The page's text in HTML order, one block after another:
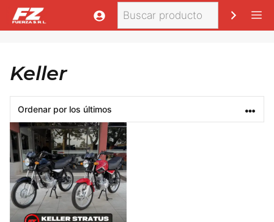
Saltar
al
Buscar
Keller